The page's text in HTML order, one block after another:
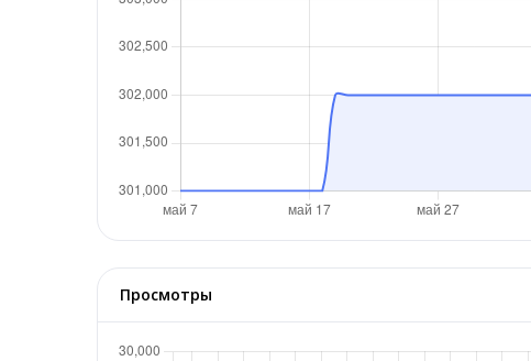
Просмотры